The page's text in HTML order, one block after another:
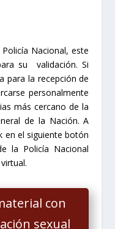
Nacional, este
su validación. Si
para la recepción de
personalmente
más cercano de la
de la Nación.A
en el siguiente botón
la Policía Nacional
con
sexual